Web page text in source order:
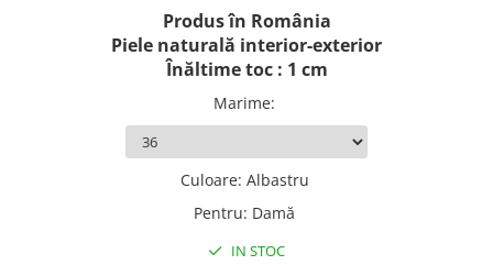
Produs în România
Piele naturală interior-exterior
Înăltime toc : 1 cm
Marime:
Culoare: Albastru
Pentru: Damă
IN STOC